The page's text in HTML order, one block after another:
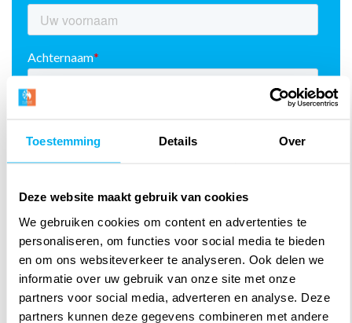
Toestemming Details Over
Deze website maakt gebruik van cookies
We gebruiken cookies om content en advertenties te
personaliseren, om functies voor social media te bieden
en om ons websiteverkeer te analyseren. Ook delen we
informatie over uw gebruik van onze site met onze
partners voor social media, adverteren en analyse. Deze
partners kunnen deze gegevens combineren met andere